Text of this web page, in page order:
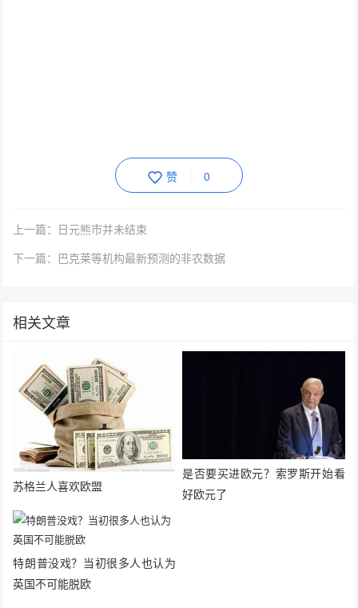
赞 0
上一篇：日元熊市并未结束
下一篇：巴克莱等机构最新预测的非农数据
相关文章
苏格兰人喜欢欧盟
是否要买进欧元？索罗斯开始看
好欧元了
特朗普没戏？当初很多人也认为
英国不可能脱欧